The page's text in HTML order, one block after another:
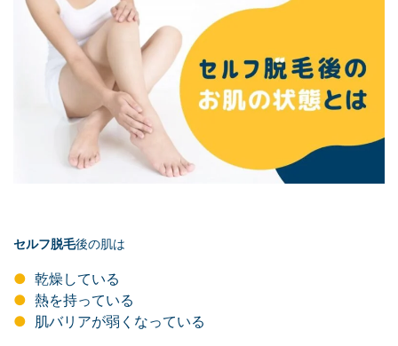
セルフ脱毛後の肌は
乾燥している
熱を持っている
肌バリアが弱くなっている